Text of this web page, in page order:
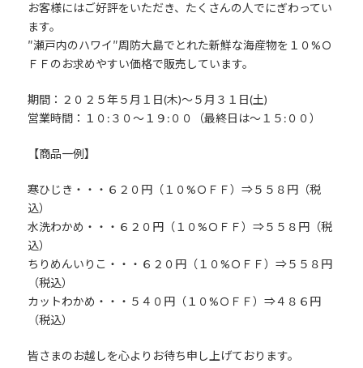
お客様にはご好評をいただき、たくさんの人でにぎわってい
ます。
″瀬戸内のハワイ″周防大島でとれた新鮮な海産物を１０%Ｏ
ＦＦのお求めやすい価格で販売しています。
期間：２０２５年５月１日(木)～５月３１日(土)
営業時間：１０:３０～１９:００（最終日は～１５:００）
【商品一例】
寒ひじき・・・６２０円（１０%ＯＦＦ）⇒５５８円（税
込）
水洗わかめ・・・６２０円（１０%ＯＦＦ）⇒５５８円（税
込）
ちりめんいりこ・・・６２０円（１０%ＯＦＦ）⇒５５８円
（税込）
カットわかめ・・・５４０円（１０%ＯＦＦ）⇒４８６円
（税込）
皆さまのお越しを心よりお待ち申し上げております。